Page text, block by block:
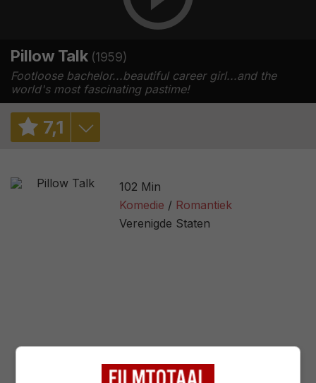
Pillow Talk (1959)
Footloose bachelor...beautiful career girl...and the
world's most fascinating pastime!
7,1
7,4/ 19964
94%
102 Min
Komedie
Romantiek
Verenigde Staten